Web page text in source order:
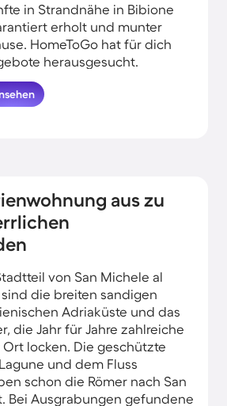
in Strandnähe in Bibione
erholt und munter
HomeToGo hat für dich
herausgesucht.
Meeresluft geweckt
mit deiner Familie am
aus zu
von San Michele al
sind die breiten sandigen
Adriaküste und das
die Jahr für Jahre zahlreiche
locken. Die geschützte
und dem Fluss
schon die Römer nach San
Bei Ausgrabungen gefundene